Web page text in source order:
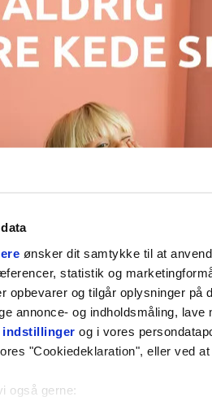
ønsker dit samtykke til at
statistik og
opbevarer og tilgår oplysninger på
annonce- og indholdsmåling,
indstillinger og i vores
"Cookiedeklaration", eller ved
også gerne: